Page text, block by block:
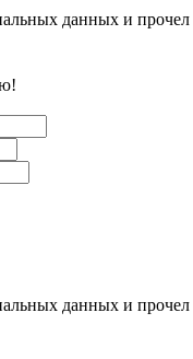
данных и прочел
данных и прочел